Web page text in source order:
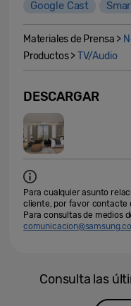
Google Cast
Materiales de Prensa >
Productos >TV/Audio
DESCARGAR
Para cualquier asunto
cliente, por favor contacte
Para consultas de medios
Consulta las